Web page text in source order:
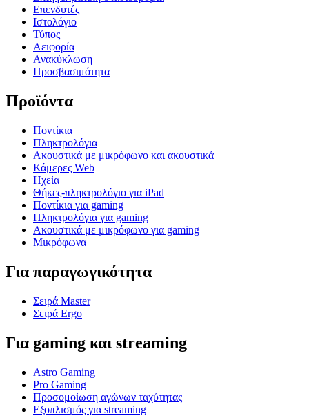
Επενδυτές
Ιστολόγιο
Τύπος
Αειφορία
Ανακύκλωση
Προσβασιμότητα
Προϊόντα
Ποντίκια
Πληκτρολόγια
Ακουστικά με μικρόφωνο και ακουστικά
Κάμερες Web
Ηχεία
Θήκες-πληκτρολόγιο για iPad
Ποντίκια για gaming
Πληκτρολόγια για gaming
Ακουστικά με μικρόφωνο για gaming
Μικρόφωνα
Για παραγωγικότητα
Σειρά Master
Σειρά Ergo
Για gaming και streaming
Astro Gaming
Pro Gaming
Προσομοίωση αγώνων ταχύτητας
Εξοπλισμός για streaming